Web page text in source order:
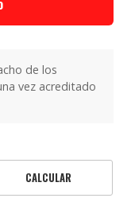
de los
vez acreditado
CALCULAR